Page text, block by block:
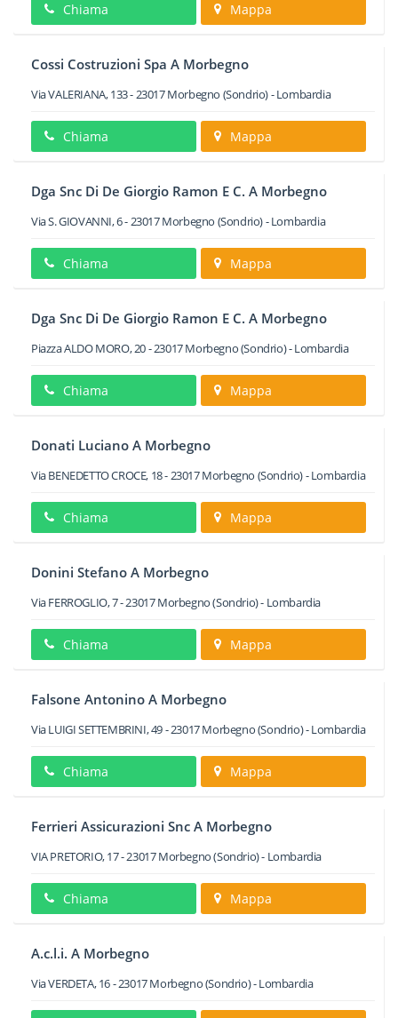
Chiama Mappa
Cossi Costruzioni Spa A Morbegno
Via VALERIANA, 133-23017Morbegno (Sondrio) -Lombardia
Chiama Mappa
Dga Snc Di De Giorgio Ramon E C. A Morbegno
Via S. GIOVANNI, 6-23017Morbegno (Sondrio) -Lombardia
Chiama Mappa
Dga Snc Di De Giorgio Ramon E C. A Morbegno
Piazza ALDO MORO, 20-23017Morbegno(Sondrio) -Lombardia
Chiama Mappa
Donati Luciano A Morbegno
Via BENEDETTO CROCE, 18-23017Morbegno (Sondrio) -Lombardia
Chiama Mappa
Donini Stefano A Morbegno
Via FERROGLIO, 7-23017Morbegno(Sondrio) - Lombardia
Chiama Mappa
Falsone Antonino A Morbegno
Via LUIGI SETTEMBRINI, 49-23017Morbegno(Sondrio) -Lombardia
Chiama Mappa
Ferrieri Assicurazioni Snc A Morbegno
VIA PRETORIO, 17-23017Morbegno(Sondrio) - Lombardia
Chiama Mappa
A.c.l.i. A Morbegno
Via VERDETA, 16-23017Morbegno(Sondrio) -Lombardia